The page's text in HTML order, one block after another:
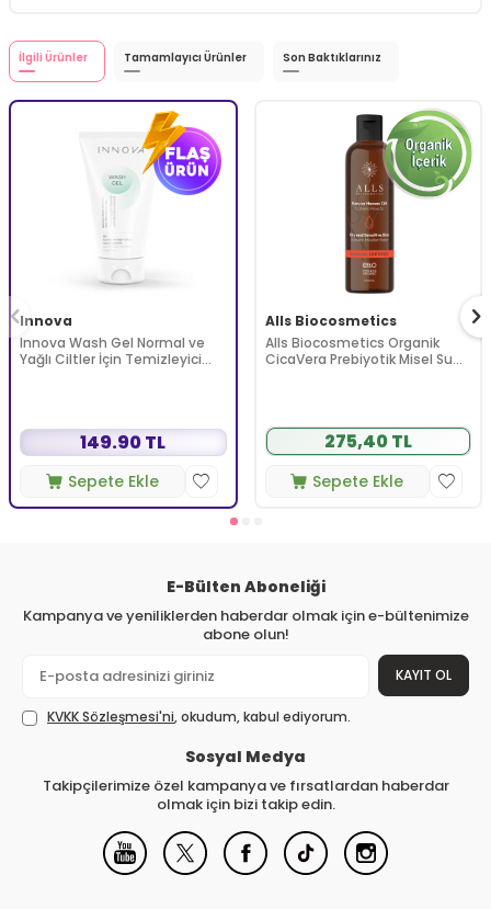
İlgili Ürünler Tamamlayıcı Ürünler Son Baktıklarınız
Innova
Innova Wash Gel Normal ve
Yağlı Ciltler İçin Temizleyici
149.90 TL
Sepete Ekle
Alls Biocosmetics
Alls Biocosmetics Organik
CicaVera Prebiyotik Misel Su
275,40 TL
Sepete Ekle
E-Bülten Aboneliği
Kampanya ve yeniliklerden haberdar olmak için e-bültenimize
abone olun!
KAYIT OL
KVKK Sözleşmesi'ni, okudum, kabul ediyorum.
Sosyal Medya
Takipçilerimize özel kampanya ve fırsatlardan haberdar
olmak için bizi takip edin.